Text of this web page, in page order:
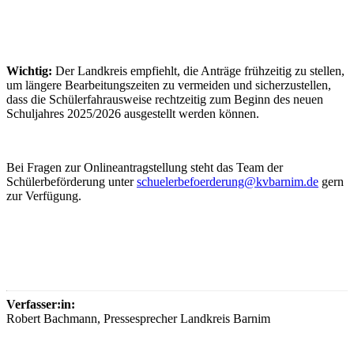
Wichtig: Der Landkreis empfiehlt, die Anträge frühzeitig zu stellen,
um längere Bearbeitungszeiten zu vermeiden und sicherzustellen,
dass die Schülerfahrausweise rechtzeitig zum Beginn des neuen
Schuljahres 2025/2026 ausgestellt werden können.
Bei Fragen zur Onlineantragstellung steht das Team der
Schülerbeförderung unterschuelerbefoerderung@kvbarnim.de gern
zur Verfügung.
Verfasser:in:
Robert Bachmann, Pressesprecher Landkreis Barnim